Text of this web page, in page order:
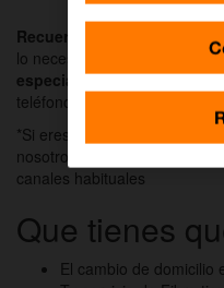
Recuerda:
lo necesites podrás
chatear
especializados. Ellos te
teléfono.
*Si eres cliente de Orange
nosotros, puedes ponerte en
canales habituales
Que tienes
El cambio de domicilio